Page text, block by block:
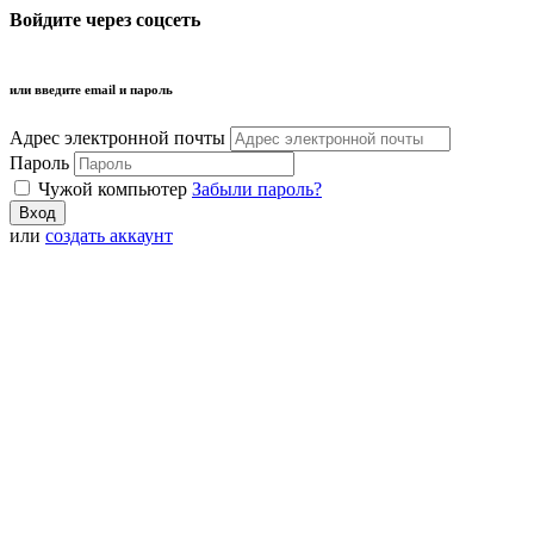
Войдите через соцсеть
или введите email и пароль
Адрес электронной почты
Пароль
Чужой компьютер Забыли пароль?
или создать аккаунт